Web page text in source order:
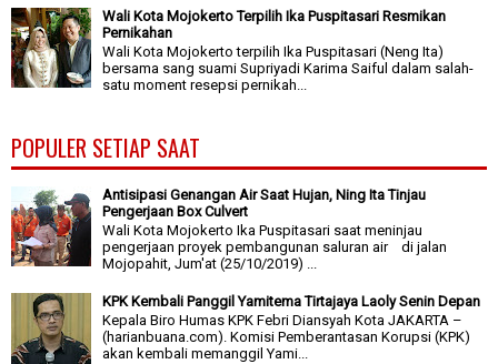
Wali Kota Mojokerto Terpilih Ika Puspitasari Resmikan
Pernikahan
Wali Kota Mojokerto terpilih Ika Puspitasari (Neng Ita)
bersama sang suami Supriyadi Karima Saiful dalam salah-
satu moment resepsi pernikah...
POPULER SETIAP SAAT
Antisipasi Genangan Air Saat Hujan, Ning Ita Tinjau
Pengerjaan Box Culvert
Wali Kota Mojokerto Ika Puspitasari saat meninjau
pengerjaan proyek pembangunan saluran air di jalan
Mojopahit, Jum'at (25/10/2019) ...
KPK Kembali Panggil Yamitema Tirtajaya Laoly Senin Depan
Kepala Biro Humas KPK Febri Diansyah Kota JAKARTA –
(harianbuana.com). Komisi Pemberantasan Korupsi (KPK)
akan kembali memanggil Yami...